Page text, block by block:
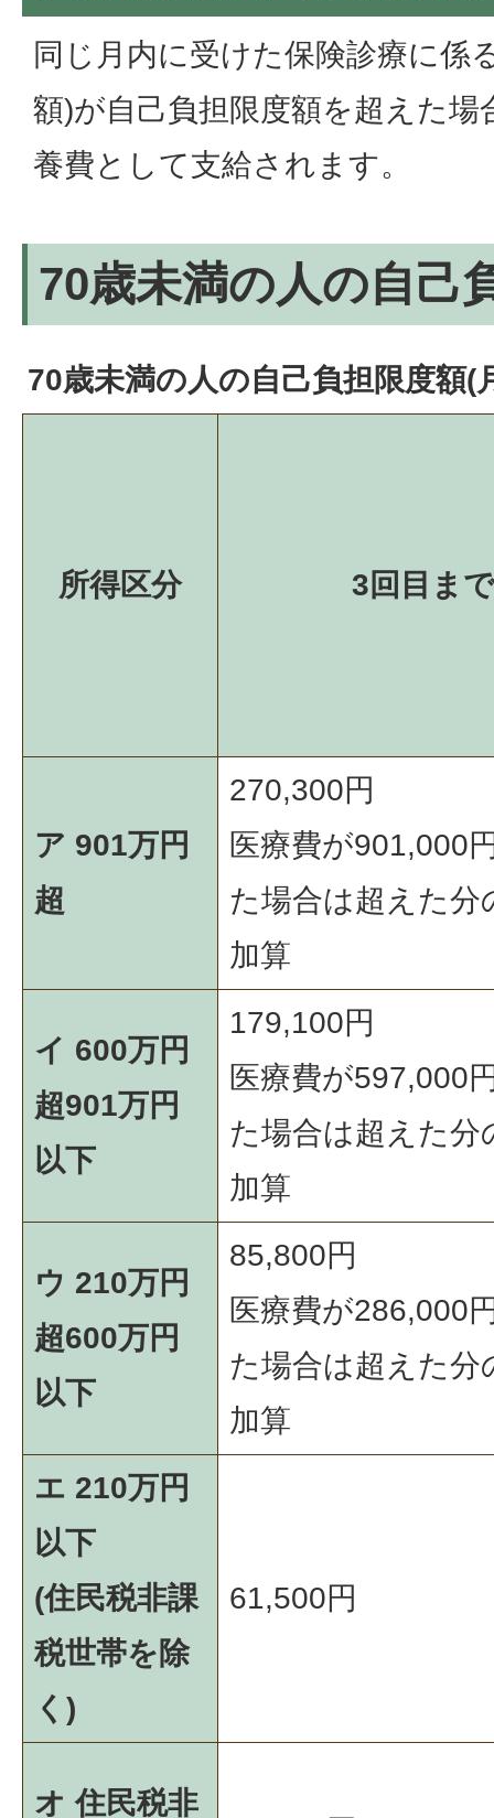
同じ月内に受けた保険診療に係
額)が自己負担限度額を超えた場
養費として支給されます。
70歳未満の人の自己
70歳未満の人の自己負担限度額(
所得区分 3回目まで
ア 901万円
超
270,300円
医療費が901,000
た場合は超えた分
加算
イ 600万円
超901万円
以下
179,100円
医療費が597,000
た場合は超えた分
加算
ウ 210万円
超600万円
以下
85,800円
医療費が286,000
た場合は超えた分
加算
エ 210万円
以下
(住民税非課
税世帯を除
く)
61,500円
オ 住民税非